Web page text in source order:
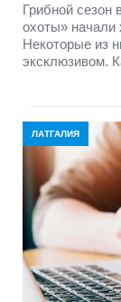
Грибной сезон
охоты» начали
Некоторые из
эксклюзивом.
ЛАТГАЛИЯ